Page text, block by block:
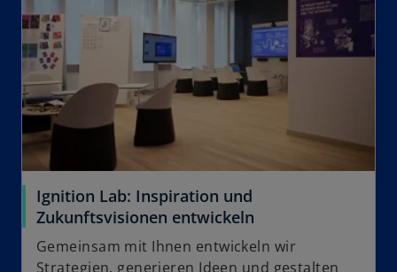
o
Ignition Lab: Inspiration und
Zukunftsvisionen entwickeln
Gemeinsam mit Ihnen entwickeln wir
Strategien, generieren Ideen und gestalten